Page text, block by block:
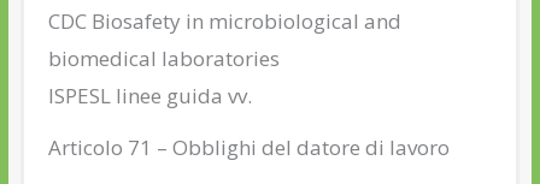
CDC Biosafety in microbiological and
biomedical laboratories
ISPESL linee guida vv.
Articolo 71 – Obblighi del datore di lavoro